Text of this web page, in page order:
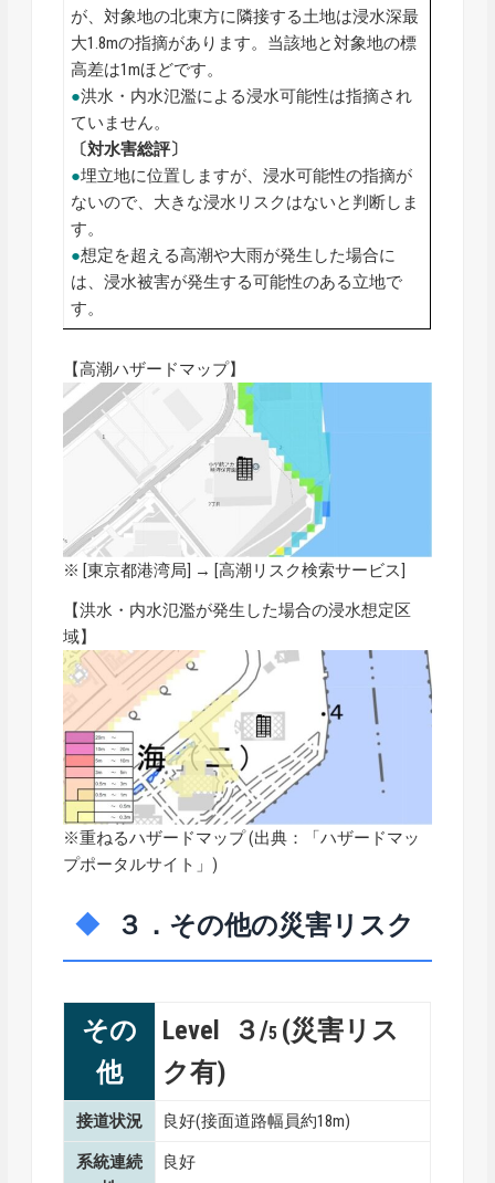
が、対象地の北東方に隣接する土地は浸水深最
大1.8mの指摘があります。当該地と対象地の標
高差は1mほどです。
●洪水・内水氾濫による浸水可能性は指摘され
ていません。
〔対水害総評〕
●埋立地に位置しますが、浸水可能性の指摘が
ないので、大きな浸水リスクはないと判断しま
す。
●想定を超える高潮や大雨が発生した場合に
は、浸水被害が発生する可能性のある立地で
す。
【高潮ハザードマップ】
※ [東京都港湾局] → [高潮リスク検索サービス
【洪水・内水氾濫が発生した場合の浸水想定区
域】
※重ねるハザードマップ (出典：「ハザードマッ
プポータルサイト 」)
３．その他の災害リスク
その
他
Level ３/5 (災害リス
ク有)
接道状況 良好(接面道路幅員約18m)
系統連続
良好